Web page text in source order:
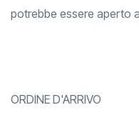
potrebbe essere aperto
ORDINE D'ARRIVO